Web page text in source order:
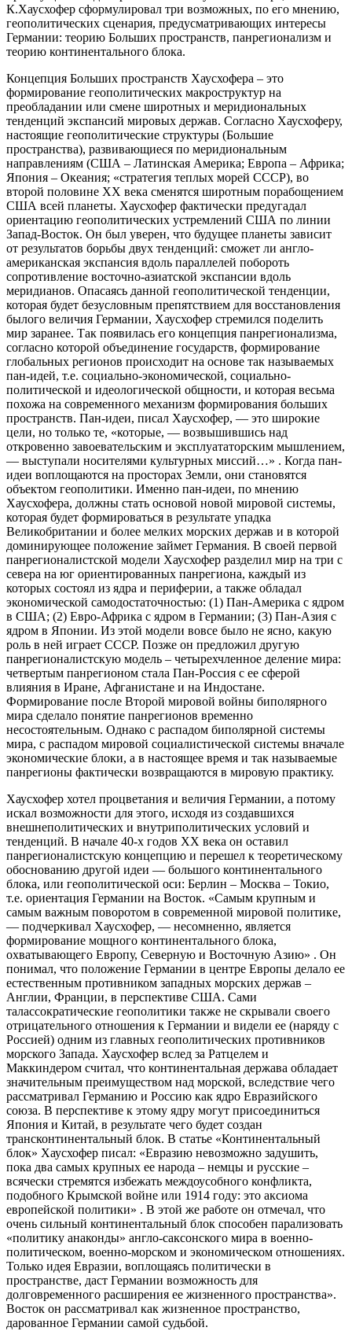
К.Хаусхофер сформулировал три возможных, по его мнению,
геополитических сценария, предусматривающих интересы
Германии: теорию Больших пространств, панрегионализм и
теорию континентального блока.
Концепция Больших пространств Хаусхофера – это
формирование геополитических макроструктур на
преобладании или смене широтных и меридиональных
тенденций экспансий мировых держав. Согласно Хаусхоферу,
настоящие геополитические структуры (Большие
пространства), развивающиеся по меридиональным
направлениям (США – Латинская Америка; Европа – Африка;
Япония – Океания; «стратегия теплых морей СССР), во
второй половине XX века сменятся широтным порабощением
США всей планеты. Хаусхофер фактически предугадал
ориентацию геополитических устремлений США по линии
Запад-Восток. Он был уверен, что будущее планеты зависит
от результатов борьбы двух тенденций: сможет ли англо-
американская экспансия вдоль параллелей побороть
сопротивление восточно-азиатской экспансии вдоль
меридианов. Опасаясь данной геополитической тенденции,
которая будет безусловным препятствием для восстановления
былого величия Германии, Хаусхофер стремился поделить
мир заранее. Так появилась его концепция панрегионализма,
согласно которой объединение государств, формирование
глобальных регионов происходит на основе так называемых
пан-идей, т.е. социально-экономической, социально-
политической и идеологической общности, и которая весьма
похожа на современного механизм формирования больших
пространств. Пан-идеи, писал Хаусхофер, — это широкие
цели, но только те, «которые, — возвышившись над
откровенно завоевательским и эксплуататорским мышлением,
— выступали носителями культурных миссий…» . Когда пан-
идеи воплощаются на просторах Земли, они становятся
объектом геополитики. Именно пан-идеи, по мнению
Хаусхофера, должны стать основой новой мировой системы,
которая будет формироваться в результате упадка
Великобритании и более мелких морских держав и в которой
доминирующее положение займет Германия. В своей первой
панрегионалистской модели Хаусхофер разделил мир на три с
севера на юг ориентированных панрегиона, каждый из
которых состоял из ядра и периферии, а также обладал
экономической самодостаточностью: (1) Пан-Америка с ядром
в США; (2) Евро-Африка с ядром в Германии; (3) Пан-Азия с
ядром в Японии. Из этой модели вовсе было не ясно, какую
роль в ней играет СССР. Позже он предложил другую
панрегионалистскую модель – четырехчленное деление мира:
четвертым панрегионом стала Пан-Россия с ее сферой
влияния в Иране, Афганистане и на Индостане.
Формирование после Второй мировой войны биполярного
мира сделало понятие панрегионов временно
несостоятельным. Однако с распадом биполярной системы
мира, с распадом мировой социалистической системы вначале
экономические блоки, а в настоящее время и так называемые
панрегионы фактически возвращаются в мировую практику.
Хаусхофер хотел процветания и величия Германии, а потому
искал возможности для этого, исходя из создавшихся
внешнеполитических и внутриполитических условий и
тенденций. В начале 40-х годов XX века он оставил
панрегионалистскую концепцию и перешел к теоретическому
обоснованию другой идеи — большого континентального
блока, или геополитической оси: Берлин – Москва – Токио,
т.е. ориентация Германии на Восток. «Самым крупным и
самым важным поворотом в современной мировой политике,
— подчеркивал Хаусхофер, — несомненно, является
формирование мощного континентального блока,
охватывающего Европу, Северную и Восточную Азию» . Он
понимал, что положение Германии в центре Европы делало ее
естественным противником западных морских держав –
Англии, Франции, в перспективе США. Сами
талассократические геополитики также не скрывали своего
отрицательного отношения к Германии и видели ее (наряду с
Россией) одним из главных геополитических противников
морского Запада. Хаусхофер вслед за Ратцелем и
Маккиндером считал, что континентальная держава обладает
значительным преимуществом над морской, вследствие чего
рассматривал Германию и Россию как ядро Евразийского
союза. В перспективе к этому ядру могут присоединиться
Япония и Китай, в результате чего будет создан
трансконтинентальный блок. В статье «Континентальный
блок» Хаусхофер писал: «Евразию невозможно задушить,
пока два самых крупных ее народа – немцы и русские –
всячески стремятся избежать междоусобного конфликта,
подобного Крымской войне или 1914 году: это аксиома
европейской политики» . В этой же работе он отмечал, что
очень сильный континентальный блок способен парализовать
«политику анаконды» англо-саксонского мира в военно-
политическом, военно-морском и экономическом отношениях.
Только идея Евразии, воплощаясь политически в
пространстве, даст Германии возможность для
долговременного расширения ее жизненного пространства».
Восток он рассматривал как жизненное пространство,
дарованное Германии самой судьбой.